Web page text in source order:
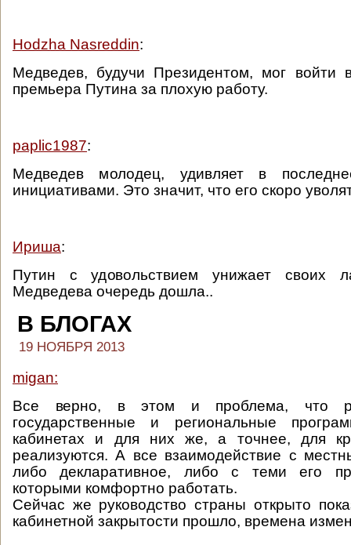
Hodzha Nasreddin:
Медведев, будучи Президентом, мог войти
премьера Путина за плохую работу.
paplic1987:
Медведев молодец, удивляет в
инициативами. Это значит, что его скоро
Ириша:
Путин с удовольствием унижает своих
Медведева очередь дошла..
В БЛОГАХ
19 НОЯБРЯ 2013
migan:
Все верно, в этом и проблема, что
государственные и региональные
кабинетах и для них же, а точнее, для
реализуются. А все взаимодействие с
либо декларативное, либо с теми его
которыми комфортно работать.
Сейчас же руководство страны открыто
кабинетной закрытости прошло, времена